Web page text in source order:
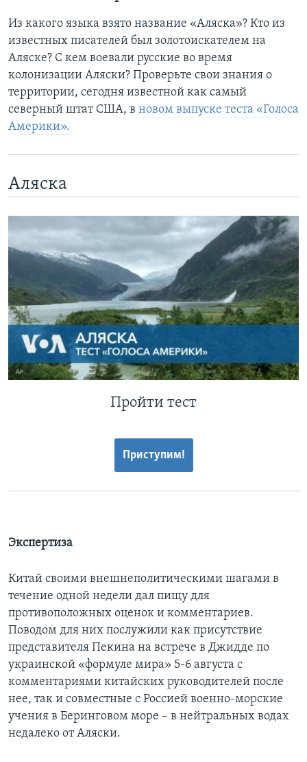
Из какого языка взято название «Аляска»? Кто из
известных писателей был золотоискателем на
Аляске? С кем воевали русские во время
колонизации Аляски? Проверьте свои знания о
территории, сегодня известной как самый
северный штат США, в новом выпуске теста «Голоса
Америки».
Аляска
Пройти тест
Приступим!
Экспертиза
Китай своими внешнеполитическими шагами в
течение одной недели дал пищу для
противоположных оценок и комментариев.
Поводом для них послужили как присутствие
представителя Пекина на встрече в Джидде по
украинской «формуле мира» 5-6 августа с
комментариями китайских руководителей после
нее, так и совместные с Россией военно-морские
учения в Беринговом море – в нейтральных водах
недалеко от Аляски.